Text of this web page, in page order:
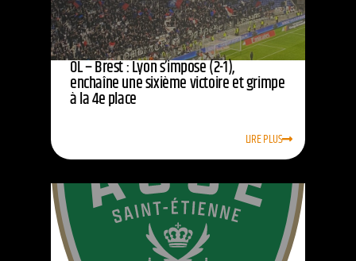
OL – Brest : Lyon s’impose (2-1),
enchaîne une sixième victoire et grimpe
à la 4e place
LIRE PLUS